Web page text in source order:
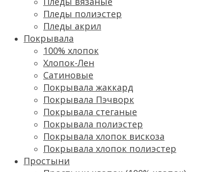
Пледы полиэстер
Пледы акрил
Покрывала
100% хлопок
Хлопок-Лен
Сатиновые
Покрывала жаккард
Покрывала Пэчворк
Покрывала стеганые
Покрывала полиэстер
Покрывала хлопок вискоза
Покрывала хлопок полиэстер
Простыни